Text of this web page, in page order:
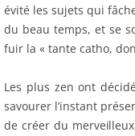
évité les sujets qui
du beau temps, et se
fuir la « tante catho,
Les plus zen ont
savourer l’instant
de créer du